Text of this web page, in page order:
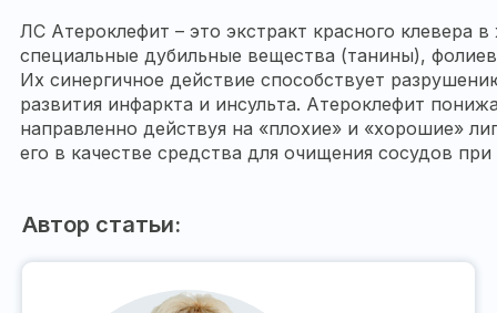
ЛС Атероклефит – это экстракт красного клевера
специальные дубильные вещества (танины),
Их синергичное действие способствует
развития инфаркта и инсульта. Атероклефит
направленно действуя на «плохие» и «хорошие»
его в качестве средства для очищения сосудов
Автор статьи: